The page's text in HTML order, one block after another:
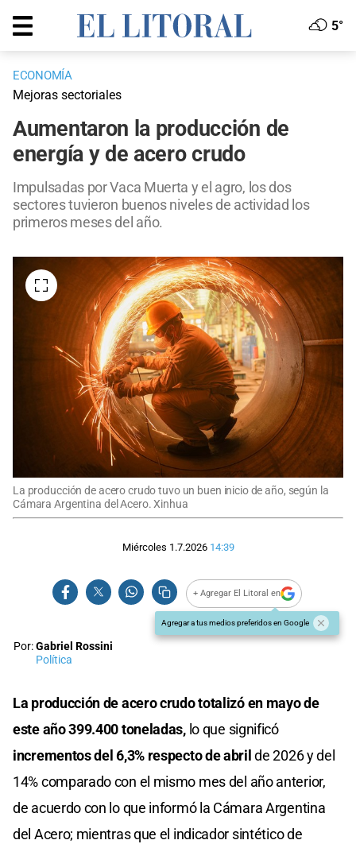
5°
ECONOMÍA
Mejoras sectoriales
Aumentaron la producción de
energía y de acero crudo
Impulsadas por Vaca Muerta y el agro, los dos
sectores tuvieron buenos niveles de actividad los
primeros meses del año.
La producción de acero crudo tuvo un buen inicio de año, según la
Cámara Argentina del Acero. Xinhua
Miércoles 1.7.2026 14:39
+ Agregar El Litoral en
Agregar a tus medios preferidos en Google
Por:Gabriel Rossini
Política
La producción de acero crudo totalizó en mayo de
este año 399.400 toneladas,lo que significó
incrementos del 6,3% respecto de abrilde 2026 y del
14% comparado con el mismo mes del año anterior,
de acuerdo con lo que informó la Cámara Argentina
del Acero; mientras que el indicador sintético de